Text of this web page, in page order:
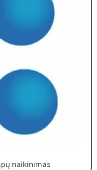
naikinimas